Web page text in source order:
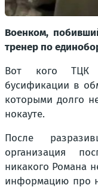
Военком,
тренер по
Вот кого ТЦК
бусификации в
которыми долго
нокауте.
После
организация
никакого Романа
информацию про